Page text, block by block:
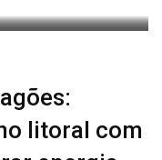
litoral com